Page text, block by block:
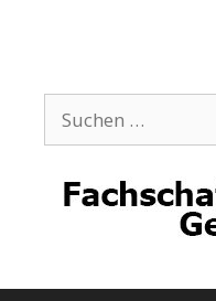
nach: